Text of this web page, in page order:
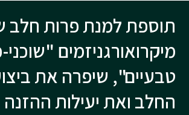
תוספת למנת פרות חלב
מיקרואורגניזמים
טבעיים", שיפרה את
החלב ואת יעילות ההזנה